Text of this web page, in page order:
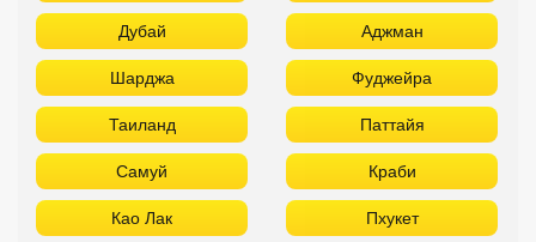
Дубай Аджман
Шарджа Фуджейра
Таиланд Паттайя
Самуй Краби
Као Лак Пхукет